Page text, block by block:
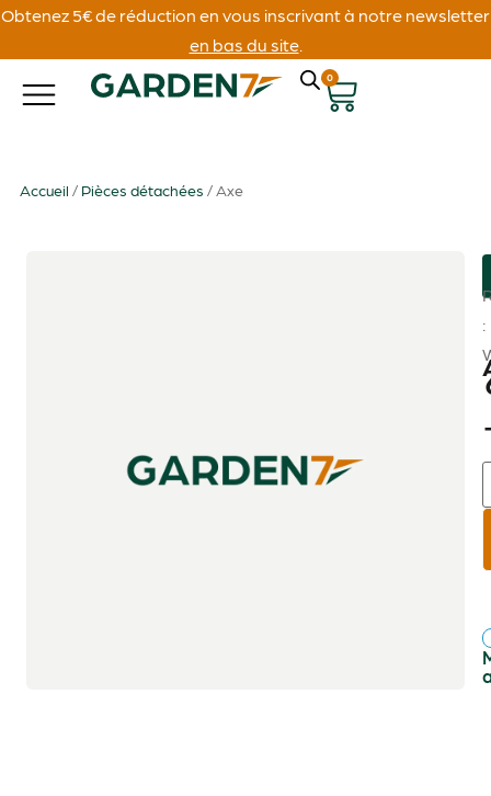
Obtenez 5€ de réduction en vous inscrivant à notre newsletter
en bas du site.
0
Accueil / Pièces détachées / Axe
: